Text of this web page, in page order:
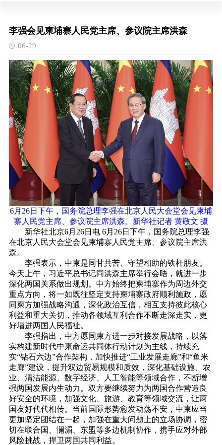
李强会见柬埔寨人民党主席、参议院主席洪森
06-29
6月26日下午，国务院总理李强在北京人民大会堂会见柬埔
寨人民党主席、参议院主席洪森。新华社记者 黄敬文 摄
新华社北京6月26日电 6月26日下午，国务院总理李强
在北京人民大会堂会见柬埔寨人民党主席、参议院主席洪
森。
李强表示，中柬是同甘共苦、守望相助的铁杆朋友。
今天上午，习近平总书记同洪森主席举行会晤，就进一步
深化两国关系做出规划。中方始终把柬埔寨作为周边外交
重点方向，将一如既往坚定支持柬埔寨政府顺利施政，愿
同柬方加强战略沟通，深化政治互信，相互支持彼此核心
利益和重大关切，推动各领域互利合作不断走深走实，更
好增进两国人民福祉。
李强指出，中方愿同柬方进一步对接发展战略，以落
实构建新时代中柬命运共同体行动计划为主线，持续充
实“钻石六边”合作架构，加快推进“工业发展走廊”和“鱼米
走廊”建设，提升双边贸易规模和质效，深化基础设施、农
业、清洁能源、数字经济、人工智能等领域合作，不断增
强两国发展内生动力。双方要继续努力为两国合作营造良
好安全的环境，加强文化、旅游、教育等领域交流，让两
国友好代代相传。当前国际形势愈发动荡不安，中柬应当
更加坚定团结在一起，加强在重大问题上的立场协调，密
切在联合国、澜湄、东盟等多边机制协作，携手应对外部
风险挑战，捍卫两国共同利益。